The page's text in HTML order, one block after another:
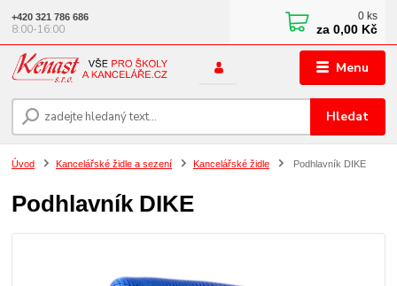
Menu
Hledat
+420 321 786 686
8:00-16:00
0 ks
za 0,00 Kč
Úvod Kancelářské židle a sezení Kancelářské židle Podhlavník DIKE
Podhlavník DIKE